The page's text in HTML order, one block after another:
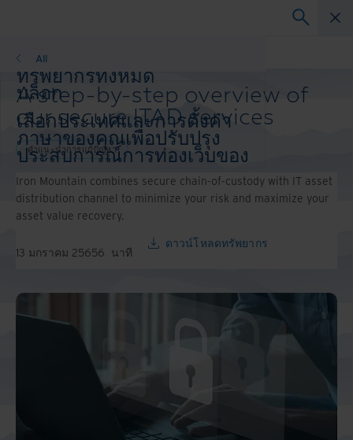
ทรัพยากรทั้งหมด
บล็อก
เรื่องราวความสำเร็จ
วิดีโอและการสัมมนาผ่านเว็บ
เว็บสัมมนา
กระดาษสีขาว
All
เลือกประเทศและการตั้งค่า
ภาษาของคุณเพื่อปรับปรุง
ประสบการณ์การท่องเว็บของ
คุณ
ประเทศและภาษาที่ต้องการ:
Asia-Pacific and India
Europe and Southern Africa
Middle East North Africa And Turkey
คำแนะนำการแก้ปัญหา
A step-by-step overview of
our secure ITAD services
คำแนะนำการแก้ปัญหา
Iron Mountain combines secure chain-of-custody with IT asset
distribution channel to minimize your risk and maximize your
asset value recovery.
13 มกราคม 25656 นาที
ดาวน์โหลดทรัพยากร